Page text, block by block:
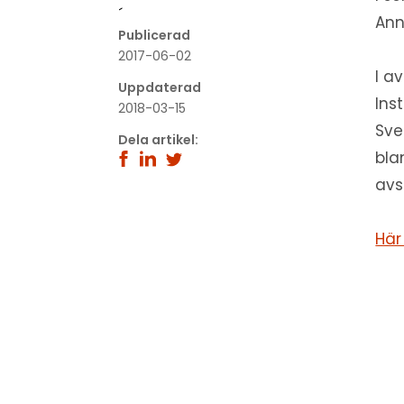
´
Publicerad
2017-06-02
Uppdaterad
2018-03-15
Dela artikel:
I